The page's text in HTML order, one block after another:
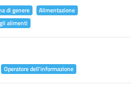
di genere
Alimentazione
alimenti
Operatore dell'informazione